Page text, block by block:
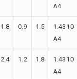
А4
1.8 0.9 1.5
1.4310
А4
2.4 1.2 1.8
1.4310
А4